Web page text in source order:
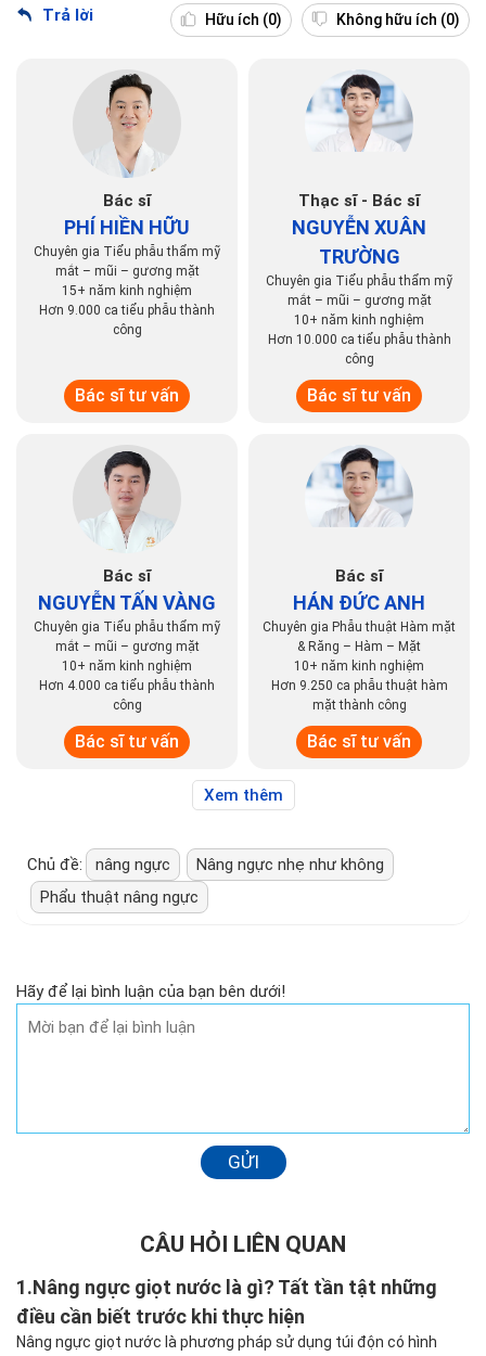
Trả lời Hữu ích (0) Không hữu ích (0)
Bác sĩ
PHÍ HIỀN HỮU
Chuyên gia Tiểu phẫu thẩm mỹ
mắt – mũi – gương mặt
15+ năm kinh nghiệm
Hơn 9.000 ca tiểu phẫu thành
công
Bác sĩ tư vấn
Thạc sĩ - Bác sĩ
NGUYỄN XUÂN
TRƯỜNG
Chuyên gia Tiểu phẫu thẩm mỹ
mắt – mũi – gương mặt
10+ năm kinh nghiệm
Hơn 10.000 ca tiểu phẫu thành
công
Bác sĩ tư vấn
Bác sĩ
NGUYỄN TẤN VÀNG
Chuyên gia Tiểu phẫu thẩm mỹ
mắt – mũi – gương mặt
10+ năm kinh nghiệm
Hơn 4.000 ca tiểu phẫu thành
công
Bác sĩ tư vấn
Bác sĩ
HÁN ĐỨC ANH
Chuyên gia Phẫu thuật Hàm mặt
& Răng – Hàm – Mặt
10+ năm kinh nghiệm
Hơn 9.250 ca phẫu thuật hàm
mặt thành công
Bác sĩ tư vấn
Xem thêm
Chủ đề: nâng ngực
Nâng ngực nhẹ như không
Phẩu thuật nâng ngực
Hãy để lại bình luận của bạn bên dưới!
GỬI
CÂU HỎI LIÊN QUAN
1.Nâng ngực giọt nước là gì? Tất tần tật những
điều cần biết trước khi thực hiện
Nâng ngực giọt nước là phương pháp sử dụng túi độn có hình